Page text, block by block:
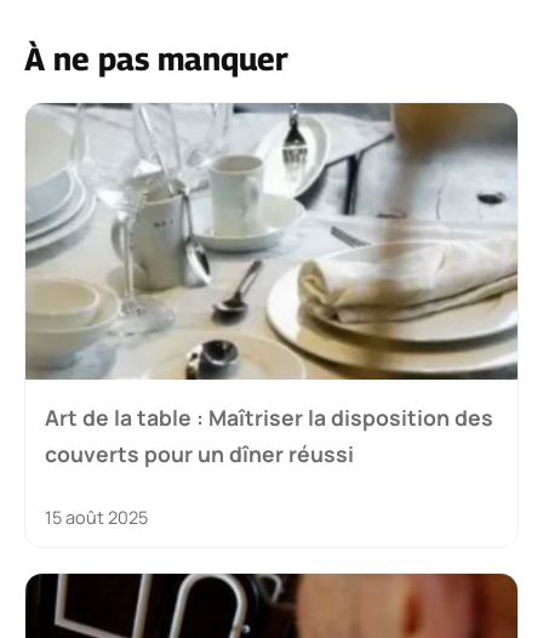
À ne pas manquer
Art de la table : Maîtriser la disposition des
couverts pour un dîner réussi
15 août 2025